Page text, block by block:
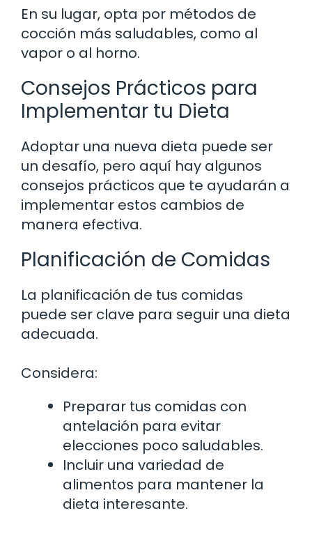
En su lugar, opta por métodos de
cocción más saludables, como al
vapor o al horno.
Consejos Prácticos para
Implementar tu Dieta
Adoptar una nueva dieta puede ser
un desafío, pero aquí hay algunos
consejos prácticos que te ayudarán a
implementar estos cambios de
manera efectiva.
Planificación de Comidas
La planificación de tus comidas
puede ser clave para seguir una dieta
adecuada.
Considera:
Preparar tus comidas con
antelación para evitar
elecciones poco saludables.
Incluir una variedad de
alimentos para mantener la
dieta interesante.